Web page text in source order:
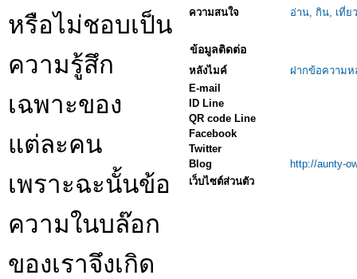
หรือไม่ชอบเป็น
ความรู้สึก
เฉพาะของ
แต่ละคน
เพราะฉะนั้นข้อ
ความในบล๊อก
ของเราจึงเกิด
ความสนใจ
อ่าน, กิน, เที่ยว
ข้อมูลติดต่อ
หลังไมค์
ฝากข้อความห
E-mail
ID Line
QR code Line
Facebook
Twitter
Blog
http://aunty-
เว็บไซต์ส่วนตัว